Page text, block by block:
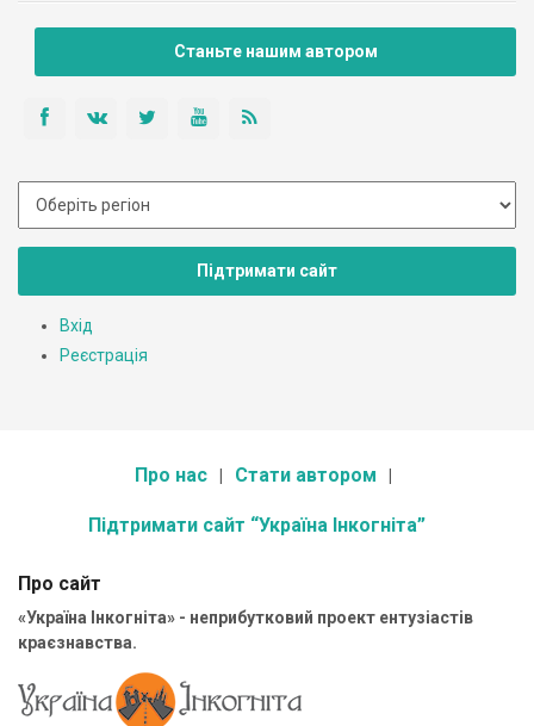
Станьте нашим автором
Підтримати сайт
Вхід
Реєстрація
Про нас Стати автором
Підтримати сайт “Україна Інкогніта”
Про сайт
«Україна Інкогніта» - неприбутковий проект ентузіастів
краєзнавства.